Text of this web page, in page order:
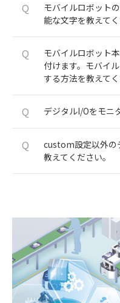
Q
モバイルロボット
能な文字を教えてく
Q
モバイルロボット
付けます。モバイ
する方法を教えてく
Q デジタルI/Oをモニ
Q
custom設定以外の
教えてください。